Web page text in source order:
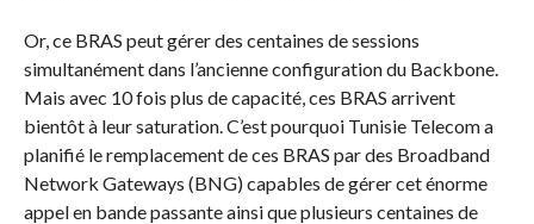
Or, ce BRAS peut gérer des centaines de sessions
simultanément dans l’ancienne configuration du Backbone.
Mais avec 10 fois plus de capacité, ces BRAS arrivent
bientôt à leur saturation. C’est pourquoi Tunisie Telecom a
planifié le remplacement de ces BRAS par des Broadband
Network Gateways (BNG) capables de gérer cet énorme
appel en bande passante ainsi que plusieurs centaines de